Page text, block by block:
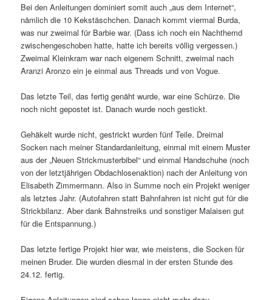
Bei den Anleitungen dominiert somit auch „aus dem Internet“,
nämlich die 10 Kekstäschchen. Danach kommt viermal Burda,
was nur zweimal für Barbie war. (Dass ich noch ein Nachthemd
zwischengeschoben hatte, hatte ich bereits völlig vergessen.)
Zweimal Kleinkram war nach eigenem Schnitt, zweimal nach
Aranzi Aronzo ein je einmal aus Threads und von Vogue.
Das letzte Teil, das fertig genäht wurde, war eine Schürze. Die
noch nicht gepostet ist. Danach wurde noch gestickt.
Gehäkelt wurde nicht, gestrickt wurden fünf Teile. Dreimal
Socken nach meiner Standardanleitung, einmal mit einem Muster
aus der „Neuen Strickmusterbibel“ und einmal Handschuhe (noch
von der letztjährigen Obdachlosenaktion) nach der Anleitung von
Elisabeth Zimmermann. Also in Summe noch ein Projekt weniger
als letztes Jahr. (Autofahren statt Bahnfahren ist nicht gut für die
Strickbilanz. Aber dank Bahnstreiks und sonstiger Malaisen gut
für die Entspannung.)
Das letzte fertige Projekt hier war, wie meistens, die Socken für
meinen Bruder. Die wurden diesmal in der ersten Stunde des
24.12. fertig.